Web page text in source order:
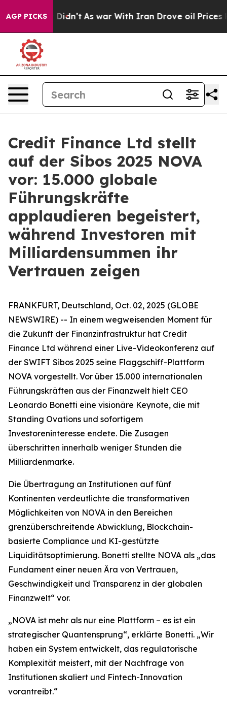
AGP PICKS
Well, it Didn’t As war With Iran Drove oil Prices
Credit Finance Ltd stellt
auf der Sibos 2025 NOVA
vor: 15.000 globale
Führungskräfte
applaudieren begeistert,
während Investoren mit
Milliardensummen ihr
Vertrauen zeigen
FRANKFURT, Deutschland, Oct. 02, 2025 (GLOBE
NEWSWIRE) -- In einem wegweisenden Moment für
die Zukunft der Finanzinfrastruktur hat Credit
Finance Ltd während einer Live-Videokonferenz auf
der SWIFT Sibos 2025 seine Flaggschiff-Plattform
NOVA vorgestellt. Vor über 15.000 internationalen
Führungskräften aus der Finanzwelt hielt CEO
Leonardo Bonetti eine visionäre Keynote, die mit
Standing Ovations und sofortigem
Investoreninteresse endete. Die Zusagen
überschritten innerhalb weniger Stunden die
Milliardenmarke.
Die Übertragung an Institutionen auf fünf
Kontinenten verdeutlichte die transformativen
Möglichkeiten von NOVA in den Bereichen
grenzüberschreitende Abwicklung, Blockchain-
basierte Compliance und KI-gestützte
Liquiditätsoptimierung. Bonetti stellte NOVA als „das
Fundament einer neuen Ära von Vertrauen,
Geschwindigkeit und Transparenz in der globalen
Finanzwelt“ vor.
„NOVA ist mehr als nur eine Plattform – es ist ein
strategischer Quantensprung“, erklärte Bonetti. „Wir
haben ein System entwickelt, das regulatorische
Komplexität meistert, mit der Nachfrage von
Institutionen skaliert und Fintech-Innovation
vorantreibt.“